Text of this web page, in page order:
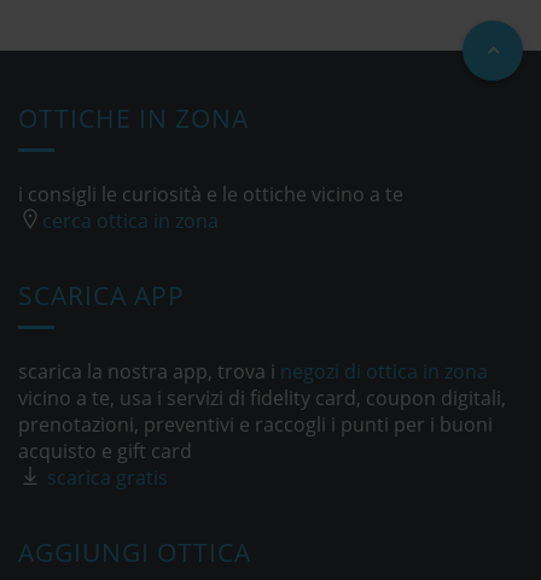
OTTICHE IN ZONA
i consigli le curiosità e le ottiche vicino a te
cerca ottica in zona
SCARICA APP
scarica la nostra app, trova i negozi di ottica in zona
vicino a te, usa i servizi di fidelity card, coupon digitali,
prenotazioni, preventivi e raccogli i punti per i buoni
acquisto e gift card
scarica gratis
AGGIUNGI OTTICA